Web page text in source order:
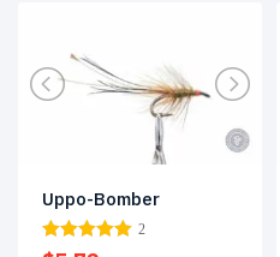
Uppo-Bomber
2